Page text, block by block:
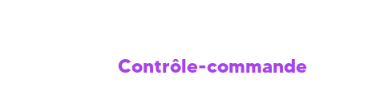
Contrôle-commande